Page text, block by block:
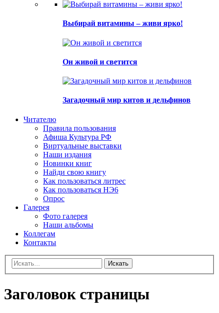
Выбирай витамины – живи ярко!
Он живой и светится
Загадочный мир китов и дельфинов
Читателю
Правила пользования
Афиша Культура РФ
Виртуальные выставки
Наши издания
Новинки книг
Найди свою книгу
Как пользоваться литрес
Как пользоваться НЭ6
Опрос
Галерея
Фото галерея
Наши альбомы
Коллегам
Контакты
Искать
Заголовок страницы